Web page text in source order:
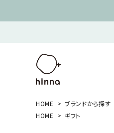
HOME ブランドから探す
HOME
ギフト